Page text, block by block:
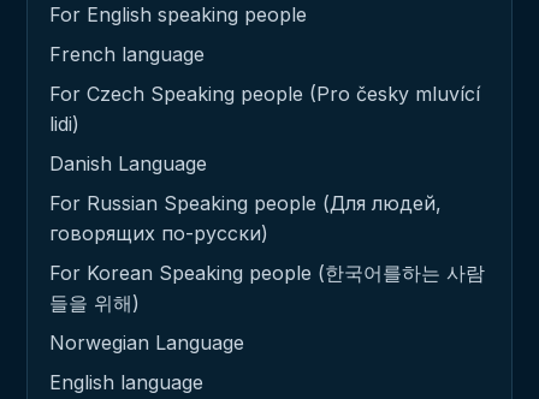
For English speaking people
French language
For Czech Speaking people (Pro česky mluvící
lidi)
Danish Language
For Russian Speaking people (Для людей,
говорящих по-русски)
For Korean Speaking people (한국어를하는 사람
들을 위해)
Norwegian Language
English language